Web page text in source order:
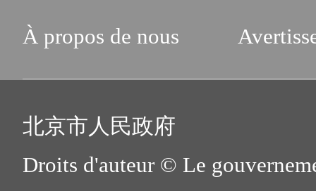
À propos de nous
北京市人民政府
Droits d'auteur © Le